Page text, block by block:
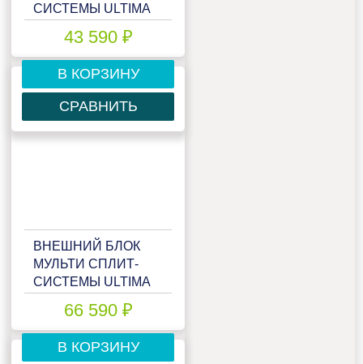
СИСТЕМЫ ULTIMA
UC-2FME14-OUT
43 590 ₽
В КОРЗИНУ
СРАВНИТЬ
ВНЕШНИЙ БЛОК
МУЛЬТИ СПЛИТ-
СИСТЕМЫ ULTIMA
UC-3FMA24-OUT
66 590 ₽
В КОРЗИНУ